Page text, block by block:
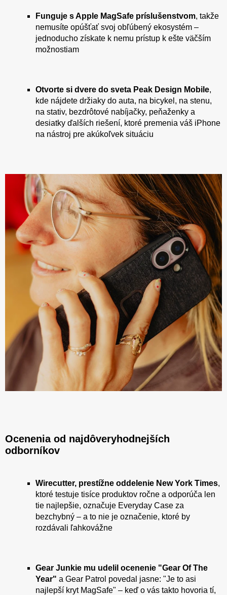
Funguje s Apple MagSafe príslušenstvom, takže
nemusíte opúšťať svoj obľúbený ekosystém –
jednoducho získate k nemu prístup k ešte väčším
možnostiam
Otvorte si dvere do sveta Peak Design Mobile,
kde nájdete držiaky do auta, na bicykel, na stenu,
na stativ, bezdrôtové nabíjačky, peňaženky a
desiatky ďalších riešení, ktoré premenia váš iPhone
na nástroj pre akúkoľvek situáciu
Ocenenia od najdôveryhodnejších
odborníkov
Wirecutter, prestížne oddelenie New York Times,
ktoré testuje tisíce produktov ročne a odporúča len
tie najlepšie, označuje Everyday Case za
bezchybný – a to nie je označenie, ktoré by
rozdávali ľahkovážne
Gear Junkie mu udelil ocenenie "Gear Of The
Year" a Gear Patrol povedal jasne: "Je to asi
najlepší kryt MagSafe" – keď o vás takto hovoria tí,